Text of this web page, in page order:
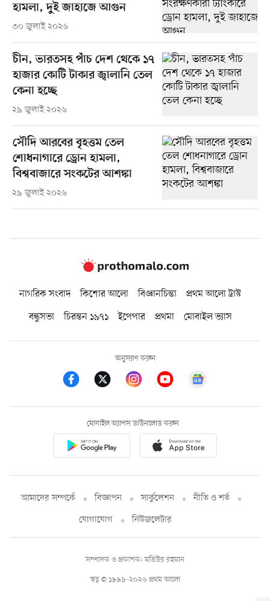
হামলা, দুই জাহাজে আগুন
৩০ জুলাই ২০২৬
চীন, ভারতসহ পাঁচ দেশ থেকে ১৭
হাজার কোটি টাকার জ্বালানি তেল
কেনা হচ্ছে
২৯ জুলাই ২০২৬
সৌদি আরবের বৃহত্তম তেল
শোধনাগারে ড্রোন হামলা,
বিশ্ববাজারে সংকটের আশঙ্কা
২৯ জুলাই ২০২৬
নাগরিক সংবাদ কিশোর আলো বিজ্ঞানচিন্তা
প্রথম আলো ট্রাস্ট
বন্ধুসভা
চিরন্তন ১৯৭১ ইপেপার প্রথমা মোবাইল ভ্যাস
অনুসরণ করুন
মোবাইল অ্যাপস ডাউনলোড করুন
আমাদের সম্পর্কে বিজ্ঞাপন সার্কুলেশন
নীতি ও শর্ত
যোগাযোগ
নিউজলেটার
স্বত্ব © ১৯৯৮-২০২৬ প্রথম আলো
সম্পাদক ও প্রকাশক: মতিউর রহমান